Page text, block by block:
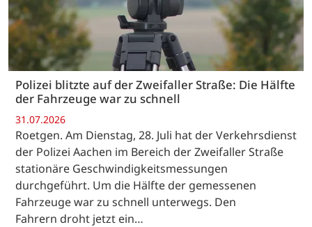
Polizei blitzte auf der Zweifaller Straße: Die Hälfte
der Fahrzeuge war zu schnell
31.07.2026
Roetgen. Am Dienstag, 28. Juli hat der Verkehrsdienst
der Polizei Aachen im Bereich der Zweifaller Straße
stationäre Geschwindigkeitsmessungen
durchgeführt. Um die Hälfte der gemessenen
Fahrzeuge war zu schnell unterwegs. Den
Fahrern droht jetzt ein…